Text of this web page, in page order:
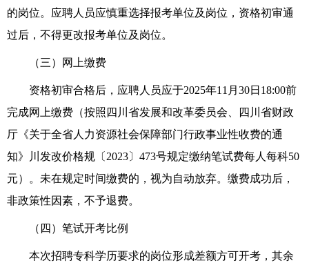
的岗位。 应聘人员应慎重选择报考单位及岗位，资格初审通
过后，不得更改报考单位及岗位。
（三）网上缴费
资格初审合格后，应聘人员应于2025年11 月 30日18:00前
完成网上缴费（按照四川省发展和改革委员会、四川省财政
厅《关于全省人力资源社会保障部门行政事业性收费的通
知》川发改价格规〔2023〕473号规定缴纳笔试费每人每科50
元）。未在规定时间缴费的，视为自动放弃。缴费成功后，
非政策性因素，不予退费。
（ 四 ） 笔试开考比例
本次招聘专科学历要求的岗位形成差额方可开考 ， 其余